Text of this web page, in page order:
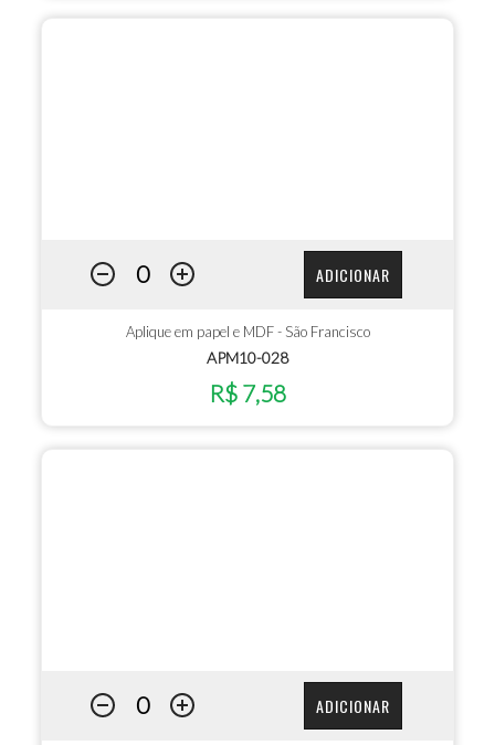
ADICIONAR
Aplique em papel e MDF - São Francisco
APM10-028
R$ 7,58
ADICIONAR